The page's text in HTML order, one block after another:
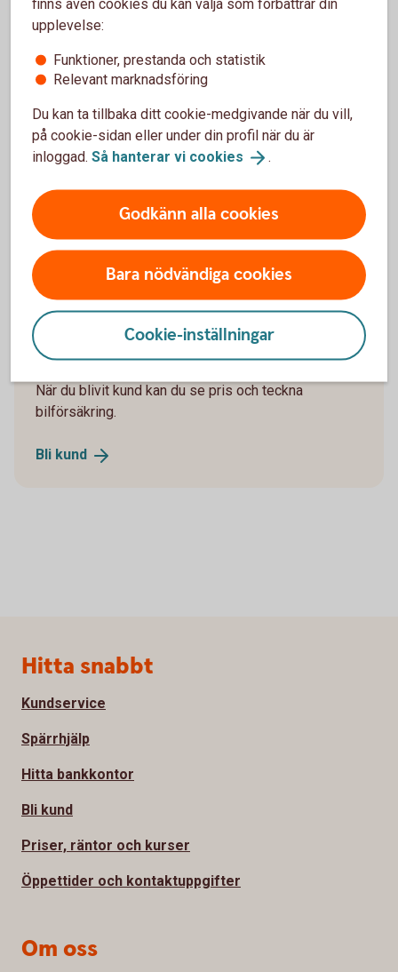
När slutar den tidigare ägarens försäkring att
gälla?
Om man övningskör och olyckan är framme,
Gäller bilförsäkringen utanför Sverige?
Vilka bilar har en vagnskadegaranti?
Välkommen att bli kund
När du blivit kund kan du se pris och teckna
bilförsäkring.
Bli kund
finns även cookies du kan välja som förbättrar din
upplevelse:
Funktioner, prestanda och statistik
Relevant marknadsföring
Du kan ta tillbaka ditt cookie-medgivande när du vill,
på cookie-sidan eller under din profil när du är
inloggad. Så hanterar vi cookies .
Godkänn alla cookies
Bara nödvändiga cookies
Cookie-inställningar
Sidfot
Hitta snabbt
Kundservice
Spärrhjälp
Hitta bankkontor
Bli kund
Priser, räntor och kurser
Öppettider och kontaktuppgifter
Om oss